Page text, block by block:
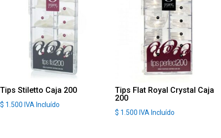
Tips Stiletto Caja 200
$ 1.500 IVA Incluído
Tips Flat Royal Crystal Caja
200
$ 1.500 IVA Incluído